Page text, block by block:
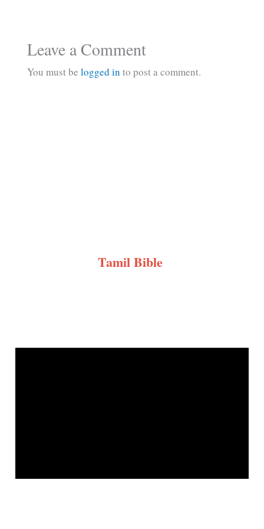
Leave a Comment
You must be logged in to post a comment.
Tamil Bible